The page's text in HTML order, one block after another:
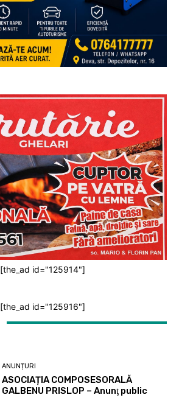
[the_ad id="125914"]
[the_ad id="125916"]
ANUNȚURI
ASOCIAȚIA COMPOSESORALĂ
GALBENU PRISLOP – Anunţ public